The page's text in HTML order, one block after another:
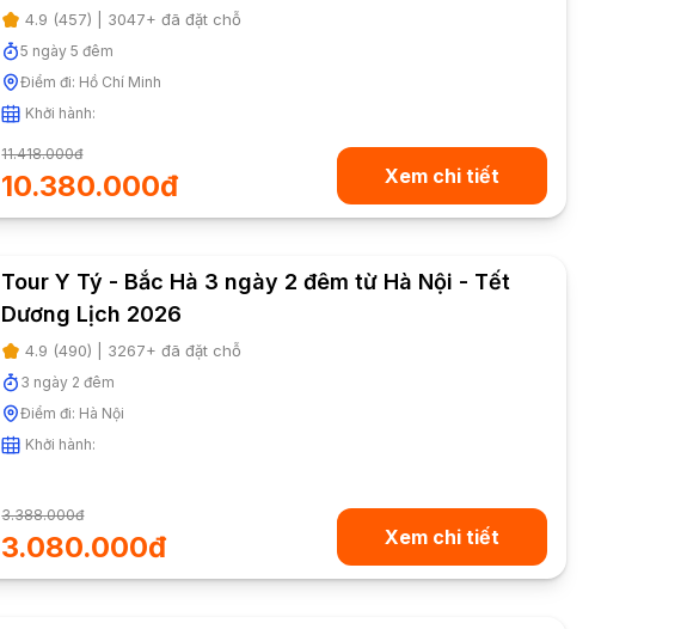
4.9 (457) | 3047+ đã đặt chỗ
5 ngày 5 đêm
Điểm đi: Hồ Chí Minh
Khởi hành:
11.418.000đ
10.380.000đ Xem chi tiết
Tour Y Tý - Bắc Hà 3 ngày 2 đêm từ Hà Nội - Tết
Dương Lịch 2026
4.9 (490) | 3267+ đã đặt chỗ
3 ngày 2 đêm
Điểm đi: Hà Nội
Khởi hành:
3.388.000đ
3.080.000đ Xem chi tiết